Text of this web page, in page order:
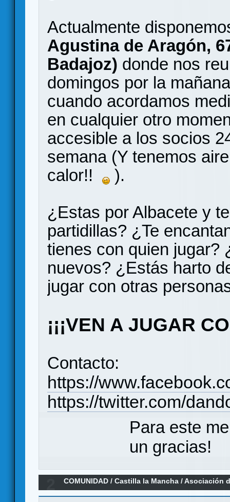
Actualmente
Agustina de Aragón,
Badajoz) donde nos
domingos por la
cuando acordamos
en cualquier otro
accesible a los socios
semana (Y tenemos
calor!!
).
¿Estas por Albacete y
partidillas? ¿Te
tienes con quien jugar?
nuevos? ¿Estás harto
jugar con otras
¡¡¡VEN A JUGAR
Contacto:
https://
https://twitter.com/
Para este
un gracias!
COMUNIDAD /Castilla la Mancha /Asociación
Guadalajara